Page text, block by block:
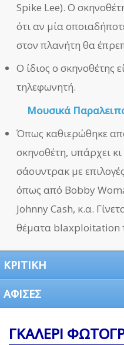
Spike Lee). Ο
ότι αν μία
στον πλανήτη θα
Ο ίδιος ο σκηνοθέτης
τηλεφωνητή.
Μουσικά
Όπως καθιερώθηκε
σκηνοθέτη, υπάρχει
σάουντρακ με
όπως από Bobby
Johnny Cash, κ.α.
θέματα blaxploitation
ΚΡΙΤΙΚΗ
ΑΦΙΣΕΣ
ΓΚΑΛΕΡΙ